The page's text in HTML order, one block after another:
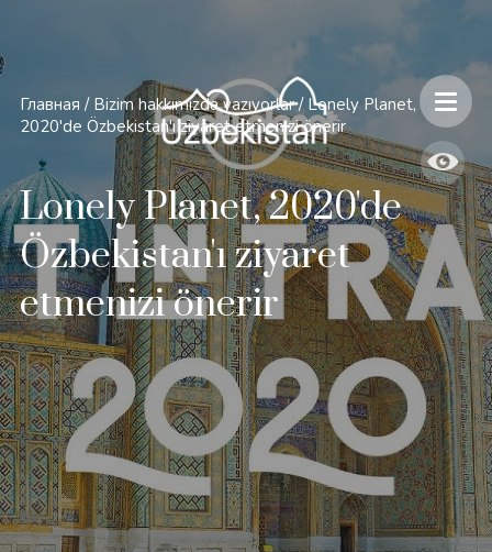
Главная / Bizim hakkımızda yazıyorlar / Lonely Planet,
2020'de Özbekistan'ı ziyaret etmenizi önerir
Lonely Planet, 2020'de
Özbekistan'ı ziyaret
etmenizi önerir